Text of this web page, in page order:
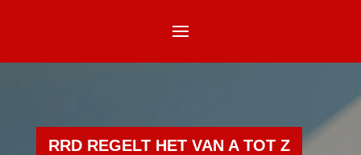
RRD REGELT HET VAN A TOT Z